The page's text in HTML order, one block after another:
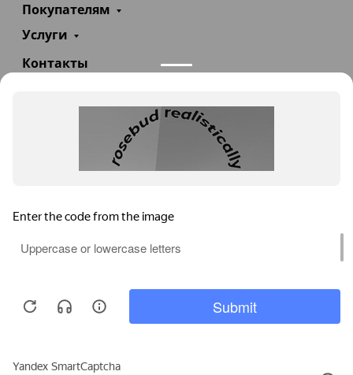
Покупателям
Услуги
Контакты
info@teploexpert.com
Пн—Сб 09:00 – 18:00
TeploExpert.com © 2008 - 2026 Оборудование для
систем отопления, водоснабжения, канализации